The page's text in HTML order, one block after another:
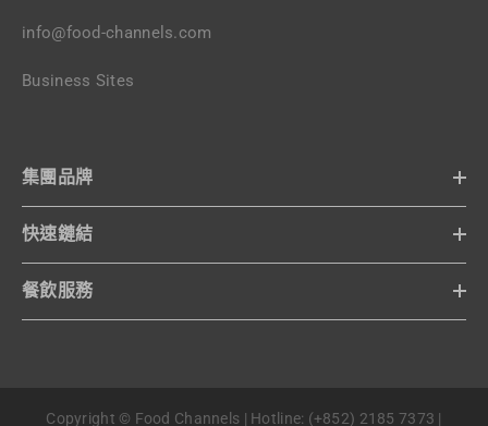
info@food-channels.com
Business Sites
集團品牌
快速鏈結
餐飲服務
Copyright © Food Channels | Hotline: (+852) 2185 7373 |